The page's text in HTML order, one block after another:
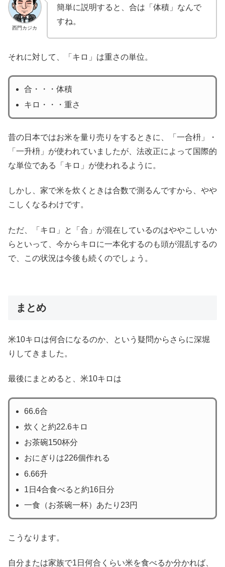
西門カジカ
簡単に説明すると、合は「体積」なんで
すね。
それに対して、「キロ」は重さの単位。
合・・・体積
キロ・・・重さ
昔の日本ではお米を量り売りをするときに、「一合枡」・
「一升枡」が使われていましたが、法改正によって国際的
な単位である「キロ」が使われるように。
しかし、家で米を炊くときは合数で測るんですから、やや
こしくなるわけです。
ただ、「キロ」と「合」が混在しているのはややこしいか
らといって、今からキロに一本化するのも頭が混乱するの
で、この状況は今後も続くのでしょう。
まとめ
米10キロは何合になるのか、という疑問からさらに深堀
りしてきました。
最後にまとめると、米10キロは
66.6合
炊くと約22.6キロ
お茶碗150杯分
おにぎりは226個作れる
6.66升
1日4合食べると約16日分
一食（お茶碗一杯）あたり23円
こうなります。
自分または家族で1日何合くらい米を食べるか分かれば、